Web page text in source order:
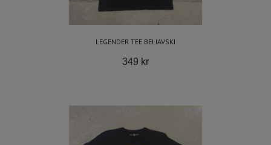
LEGENDER TEE BELIAVSKI
349 kr